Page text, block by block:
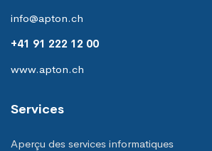
info@apton.ch
+41 91 222 12 00
www.apton.ch
Services
Aperçu des services informatiques